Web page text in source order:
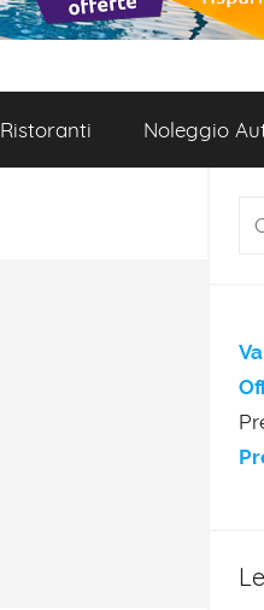
Ristoranti Noleggio